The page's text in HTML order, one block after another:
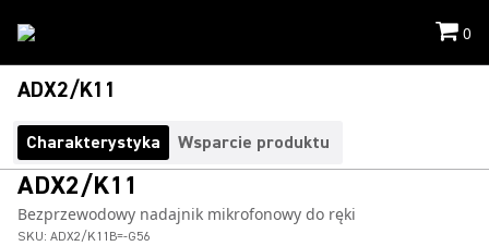
0
ADX2/K11
Charakterystyka Wsparcie produktu
ADX2/K11
Bezprzewodowy nadajnik mikrofonowy do ręki
SKU: ADX2/K11B=-G56